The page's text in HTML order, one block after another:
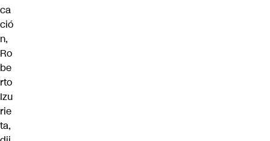
ca
ció
n,
Ro
be
rto
Izu
rie
ta,